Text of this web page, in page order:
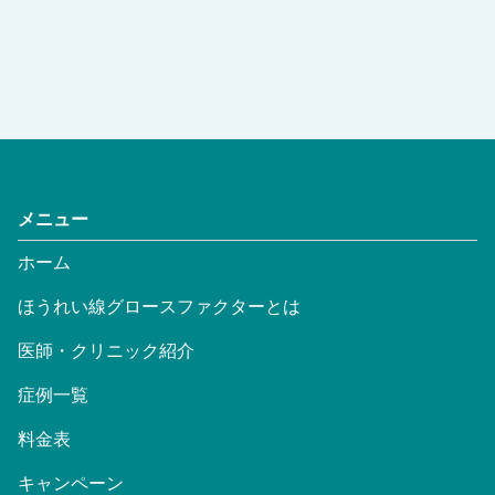
メニュー
ホーム
ほうれい線グロースファクターとは
医師・クリニック紹介
症例一覧
料金表
キャンペーン